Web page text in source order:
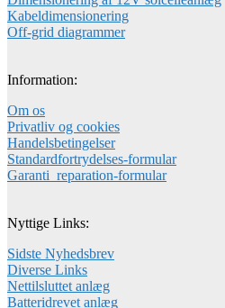
Kabeldimensionering
Off-grid diagrammer
Information:
Om os
Privatliv og cookies
Handelsbetingelser
Standardfortrydelses-formular
Garanti_reparation-formular
Nyttige Links:
Sidste Nyhedsbrev
Diverse Links
Nettilsluttet anlæg
Batteridrevet anlæg